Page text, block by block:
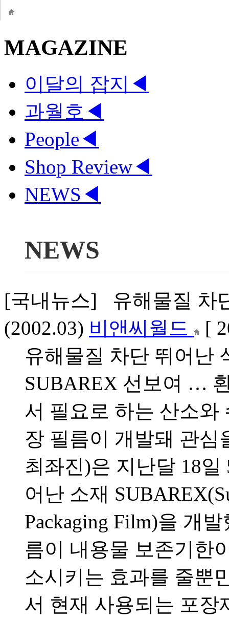
MAGAZINE
이달의 잡지 ◀
과월호 ◀
People◀
Shop Review◀
NEWS ◀
NEWS
[국내뉴스] 유해물질 차
(2002.03) 비앤씨월드
[
유해물질 차단 뛰어난
SUBAREX 선보여 …
서 필요로 하는 산소와
장 필름이 개발돼 관심
최좌진)은 지난달 18
어난 소재
Packaging Film)을 개
름이 내용물 보존기한
소시키는 효과를 줄뿐
서 현재 사용되는 포장